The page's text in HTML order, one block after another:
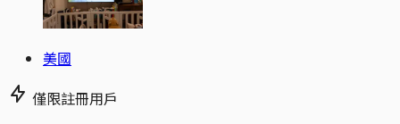
美國
僅限註冊用戶